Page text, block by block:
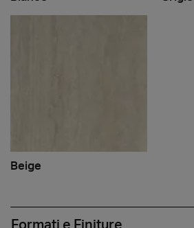
Beige
Formati e Finiture